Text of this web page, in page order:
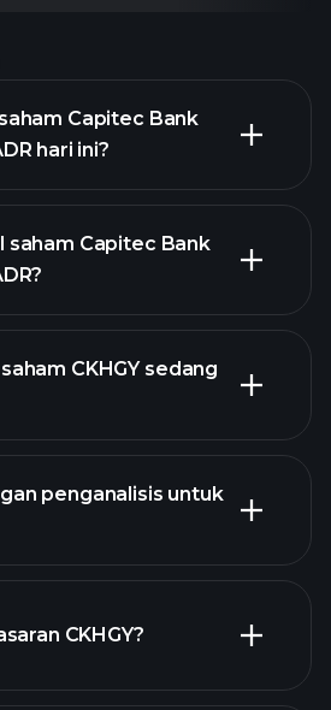
Capitec Bank
hari ini?
grafik lanjutan
saham Capitec Bank
CKHGY sedang
penganalisis untuk
CKHGY?